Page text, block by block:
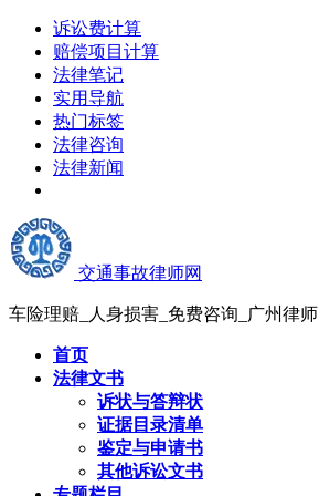
诉讼费计算
赔偿项目计算
法律笔记
实用导航
热门标签
法律咨询
法律新闻
交通事故律师网
车险理赔_人身损害_免费咨询_广州律师
首页
法律文书
诉状与答辩状
证据目录清单
鉴定与申请书
其他诉讼文书